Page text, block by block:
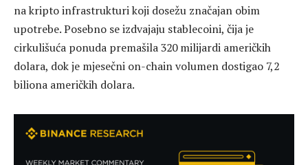
na kripto infrastrukturi koji dosežu značajan obim
upotrebe. Posebno se izdvajaju stablecoini, čija je
cirkulišuća ponuda premašila 320 milijardi američkih
dolara, dok je mjesečni on-chain volumen dostigao 7,2
biliona američkih dolara.